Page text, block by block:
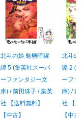
北斗の娘 魅魎暗躍
譚 5 (集英社スーパ
ーファンタジー文
庫) / 前田珠子 / 集英
社 【送料無料】
【中古】
北斗の
譚 2 (
ーファ
庫) / 前
社 【送
【中古